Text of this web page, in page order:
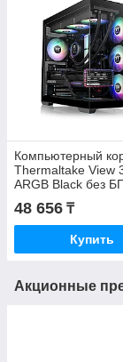
Компьютерный
Thermaltake View
ARGB Black без
1Z2-00M1WN-00)
48 656 ₸
Купить
Акционные